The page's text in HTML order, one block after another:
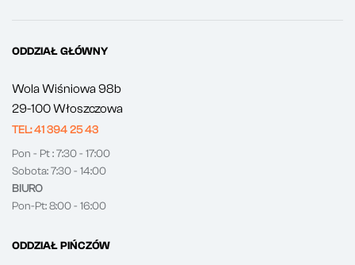
ODDZIAŁ GŁÓWNY
Wola Wiśniowa 98b
29-100 Włoszczowa
TEL: 41 394 25 43
Pon - Pt : 7:30 - 17:00
Sobota: 7:30 - 14:00
BIURO
Pon-Pt: 8:00 - 16:00
ODDZIAŁ PIŃCZÓW